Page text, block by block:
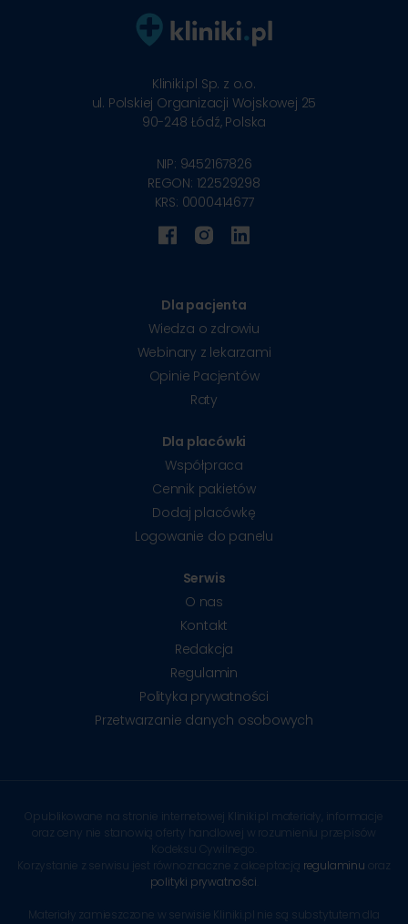
Kliniki.pl Sp. z o.o.
ul. Polskiej Organizacji Wojskowej 25
90-248 Łódź, Polska
NIP: 9452167826
REGON: 122529298
KRS: 0000414677
Dla pacjenta
Wiedza o zdrowiu
Webinary z lekarzami
Opinie Pacjentów
Raty
Dla placówki
Współpraca
Cennik pakietów
Dodaj placówkę
Logowanie do panelu
Serwis
O nas
Kontakt
Redakcja
Regulamin
Polityka prywatności
Przetwarzanie danych osobowych
Opublikowane na stronie internetowej Kliniki.pl materiały, informacje
oraz ceny nie stanowią oferty handlowej w rozumieniu przepisów
Kodeksu Cywilnego.
Korzystanie z serwisu jest równoznaczne z akceptacją regulaminu oraz
polityki prywatności
Materiały zamieszczone w serwisie Kliniki.pl nie są substytutem dla